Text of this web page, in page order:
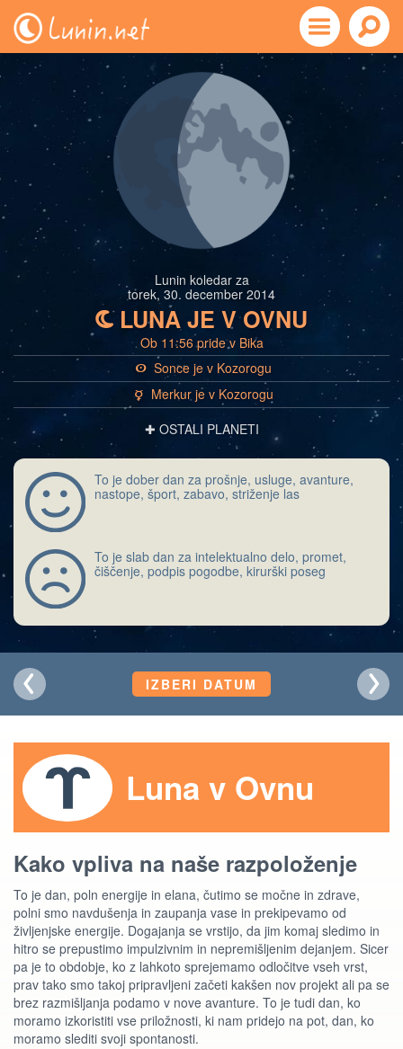
Lunin koledar za
torek, 30. december 2014
bLUNA JE V OVNU
Ob 11:56 pride v Bika
a Sonce je v Kozorogu
c Merkur je v Kozorogu
✚ OSTALI PLANETI
To je dober dan za prošnje, usluge, avanture,
nastope, šport, zabavo, striženje las
To je slab dan za intelektualno delo, promet,
čiščenje, podpis pogodbe, kirurški poseg
IZBERI DATUM
Luna v Ovnu
Kako vpliva na naše razpoloženje
To je dan, poln energije in elana, čutimo se močne in zdrave,
polni smo navdušenja in zaupanja vase in prekipevamo od
življenjske energije. Dogajanja se vrstijo, da jim komaj sledimo in
hitro se prepustimo impulzivnim in nepremišljenim dejanjem. Sicer
pa je to obdobje, ko z lahkoto sprejemamo odločitve vseh vrst,
prav tako smo takoj pripravljeni začeti kakšen nov projekt ali pa se
brez razmišljanja podamo v nove avanture. To je tudi dan, ko
moramo izkoristiti vse priložnosti, ki nam pridejo na pot, dan, ko
moramo slediti svoji spontanosti.